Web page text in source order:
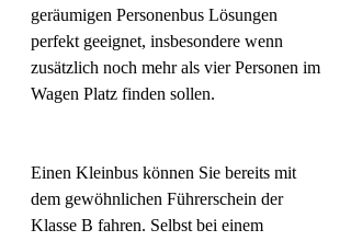
geräumigen Personenbus Lösungen
perfekt geeignet, insbesondere wenn
zusätzlich noch mehr als vier Personen im
Wagen Platz finden sollen.
Einen Kleinbus können Sie bereits mit
dem gewöhnlichen Führerschein der
Klasse B fahren. Selbst bei einem